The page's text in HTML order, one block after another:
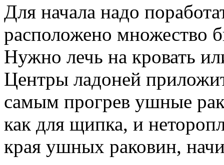
Для начала надо
расположено множество
Нужно лечь на кровать
Центры ладоней
самым прогрев ушные
как для щипка, и
края ушных раковин,